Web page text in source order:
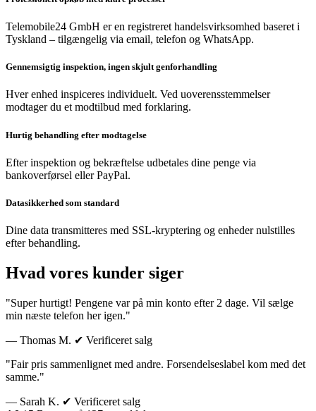
Telemobile24 GmbH er en registreret handelsvirksomhed baseret i
Tyskland – tilgængelig via email, telefon og WhatsApp.
Gennemsigtig inspektion, ingen skjult genforhandling
Hver enhed inspiceres individuelt. Ved uoverensstemmelser
modtager du et modtilbud med forklaring.
Hurtig behandling efter modtagelse
Efter inspektion og bekræftelse udbetales dine penge via
bankoverførsel eller PayPal.
Datasikkerhed som standard
Dine data transmitteres med SSL-kryptering og enheder nulstilles
efter behandling.
Hvad vores kunder siger
"Super hurtigt! Pengene var på min konto efter 2 dage. Vil sælge
min næste telefon her igen."
— Thomas M. ✔ Verificeret salg
"Fair pris sammenlignet med andre. Forsendelseslabel kom med det
samme."
— Sarah K. ✔ Verificeret salg